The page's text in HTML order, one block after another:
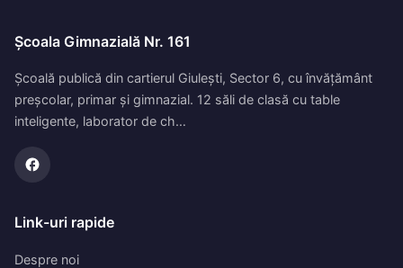
Școala Gimnazială Nr. 161
Școală publică din cartierul Giulești, Sector 6, cu învățământ
preșcolar, primar și gimnazial. 12 săli de clasă cu table
inteligente, laborator de ch…
Link-uri rapide
Despre noi